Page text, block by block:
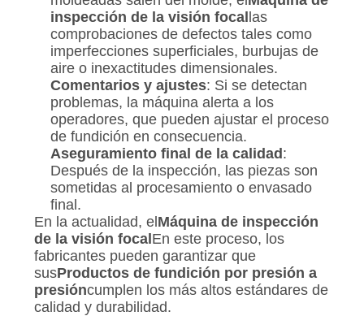
inspección de la visión focallas
comprobaciones de defectos tales como
imperfecciones superficiales, burbujas de
aire o inexactitudes dimensionales.
Comentarios y ajustes: Si se detectan
problemas, la máquina alerta a los
operadores, que pueden ajustar el proceso
de fundición en consecuencia.
Aseguramiento final de la calidad:
Después de la inspección, las piezas son
sometidas al procesamiento o envasado
final.
En la actualidad, elMáquina de inspección
de la visión focalEn este proceso, los
fabricantes pueden garantizar que
susProductos de fundición por presión a
presióncumplen los más altos estándares de
calidad y durabilidad.